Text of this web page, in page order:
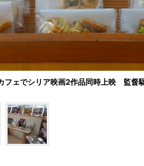
フェでシリア映画2作品同時上映 監督